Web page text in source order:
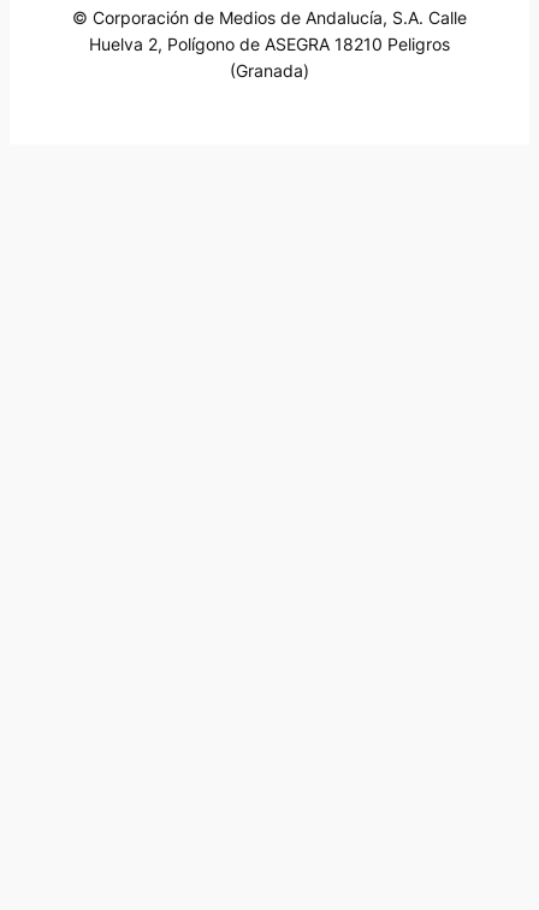
© Corporación de Medios de Andalucía, S.A. Calle
Huelva 2, Polígono de ASEGRA 18210 Peligros
(Granada)